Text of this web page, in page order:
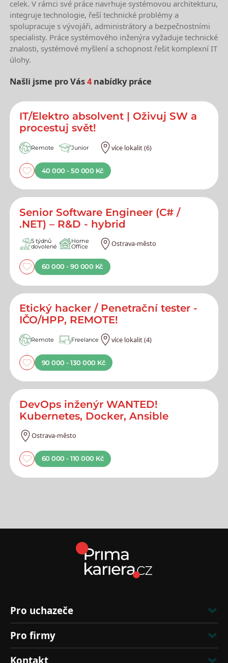
celek. V rámci své práce navrhuje systémovou architekturu,
integruje technologie, řeší technické problémy a
spolupracuje s vývojáři, administrátory a bezpečnostními
specialisty. Práce systémového inženýra vyžaduje technické
znalosti, systémové myšlení a schopnost řešit komplexní IT
úlohy.
Našli jsme pro Vás4nabídky práce
Nejnovější nabídky práce
IT/Elektro absolvent | Oživuj SW a
procestuj svět!
Remote Junior více lokalit (6)
40 000 - 50 000 Kč
Senior Software Engineer (C# /
.NET) – R&D - hybrid
5 týdnů
dovolené
Home
Office Ostrava-město
60 000 - 90 000 Kč
Etický hacker / Penetrační tester -
IČO/HPP, REMOTE!
Remote Freelance více lokalit (4)
90 000 - 130 000 Kč
DevOps inženýr WANTED!
Kubernetes, Docker, Ansible
Ostrava-město
60 000 - 110 000 Kč
Pro uchazeče
Pro firmy
Kontakt